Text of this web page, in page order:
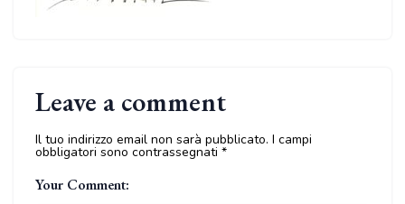
Leave a comment
Il tuo indirizzo email non sarà pubblicato. I campi
obbligatori sono contrassegnati *
Your Comment: